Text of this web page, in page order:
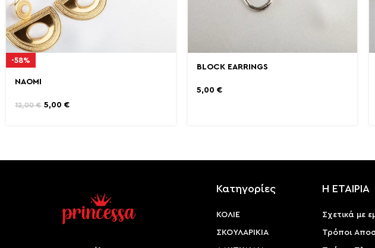
-58%
NAOMI
12,00€ 5,00 €
BLOCK EARRINGS
5,00 €
Κατηγορίες
ΚΟΛΙΕ
ΣΚΟΥΛΑΡΙΚΙΑ
Η ΕΤΑΙΡΙΑ
Σχετικά με
Τρόποι